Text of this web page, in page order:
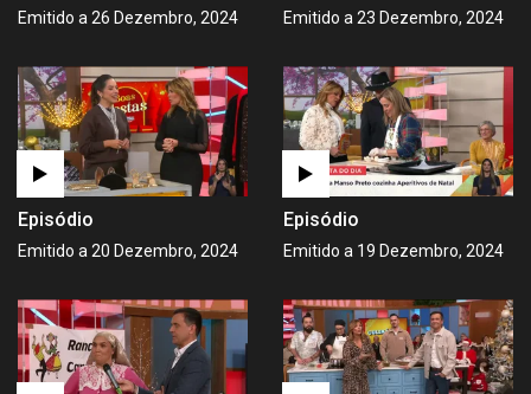
Emitido a 26 Dezembro, 2024 Emitido a 23 Dezembro, 2024
Episódio
Emitido a 20 Dezembro, 2024
Episódio
Emitido a 19 Dezembro, 2024